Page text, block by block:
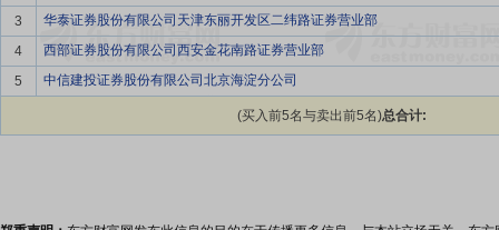
3
华泰证券股份有限公司天津东丽开发区二纬路证券营业部
4
西部证券股份有限公司西安金花南路证券营业部
5
中信建投证券股份有限公司北京海淀分公司
(买入前5名与卖出前5名)总合计: